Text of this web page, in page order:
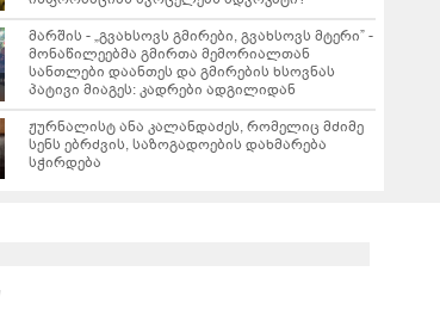
მარშის - „გვახსოვს გმირები, გვახსოვს მტერი” -
მონაწილეებმა გმირთა მემორიალთან
სანთლები დაანთეს და გმირების ხსოვნას
პატივი მიაგეს: კადრები ადგილიდან
ჟურნალისტ ანა კალანდაძეს, რომელიც მძიმე
სენს ებრძვის, საზოგადოების დახმარება
სჭირდება